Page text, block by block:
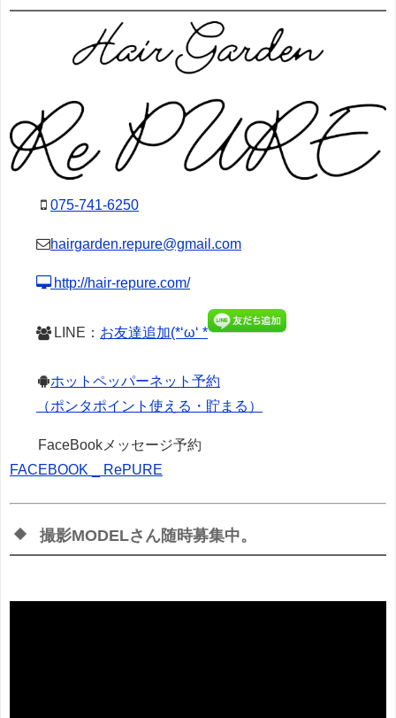
075-741-6250
hairgarden.repure@gmail.com
http://hair-repure.com/
LINE： お友達追加(*‘ω‘ *
ホットペッパーネット予約
（ポンタポイント使える・貯まる）
FaceBookメッセージ予約
FACEBOOK _ RePURE
撮影MODELさん随時募集中。